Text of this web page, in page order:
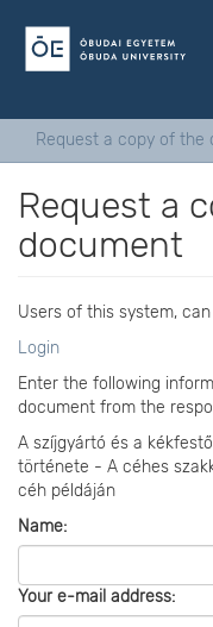
Request a copy of the
Request a
document
Users of this system,
Login
Enter the following
document from the
A szíjgyártó és a
története - A céhes
céh példáján
Name:
Your e-mail address: